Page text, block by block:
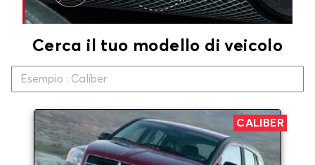
Cerca il tuo modello di veicolo
CALIBER